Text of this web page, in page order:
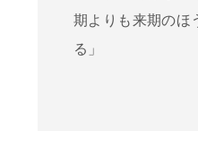
期よりも来期のほ
る」